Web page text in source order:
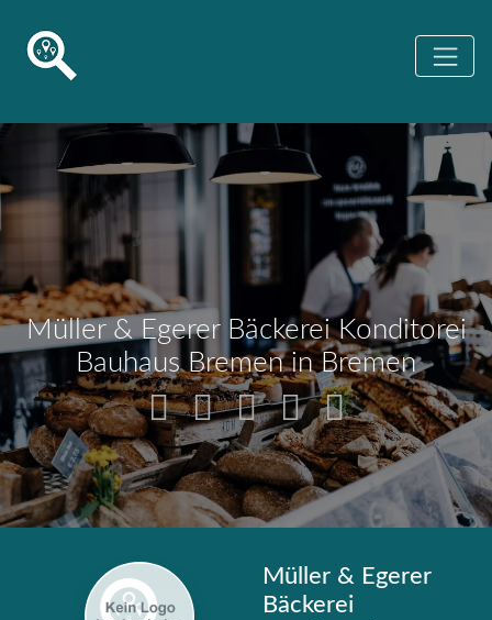
Müller & Egerer Bäckerei Konditorei
Bauhaus Bremen in Bremen
Müller & Egerer
Bäckerei